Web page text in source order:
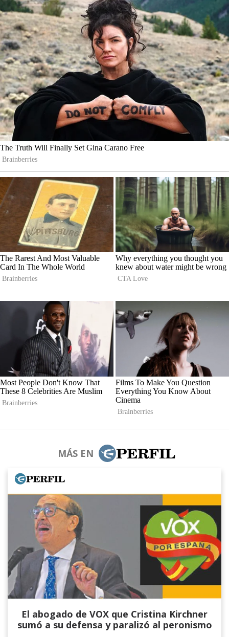
MÁS EN
El abogado de VOX que Cristina Kirchner
sumó a su defensa y paralizó al peronismo